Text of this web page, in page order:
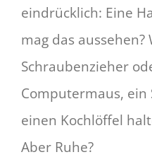
eindrücklich: Eine
mag das aussehen?
Schraubenzieher
Computermaus,
einen Kochlöffel
Aber Ruhe?